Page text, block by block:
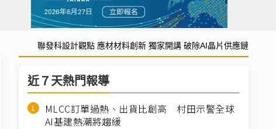
聯發科設計觀點 應材材料創新 獨家開講 破除AI晶片供應鏈
近７天熱門報導
MLCC訂單過熱、出貨比創高 村田示警全球
AI基建熱潮將趨緩